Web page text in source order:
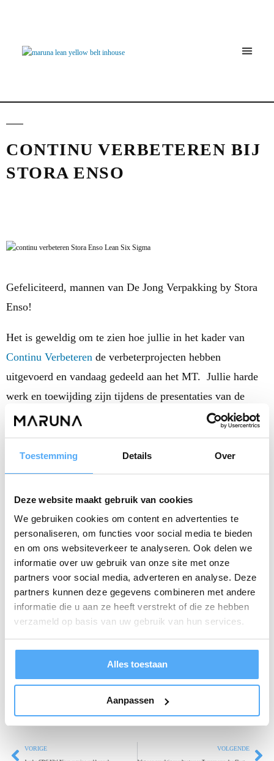
Toestemming Details Over
Deze website maakt gebruik van cookies
We gebruiken cookies om content en advertenties te
personaliseren, om functies voor social media te bieden
en om ons websiteverkeer te analyseren. Ook delen we
informatie over uw gebruik van onze site met onze
partners voor social media, adverteren en analyse. Deze
partners kunnen deze gegevens combineren met andere
informatie die u aan ze heeft verstrekt of die ze hebben
verzameld op basis van uw gebruik van hun services.
Alles toestaan
Aanpassen
CONTINU VERBETEREN BIJ
STORA ENSO
Gefeliciteerd, mannen van De Jong Verpakking by Stora
Enso!
Het is geweldig om te zien hoe jullie in het kader van
Continu Verbeteren de verbeterprojecten hebben
uitgevoerd en vandaag gedeeld aan het MT. Jullie harde
werk en toewijding zijn tijdens de presentaties van de
projecten naar voren gekomen met duidelijke scopes,
betrokkenheid van het team, verbeteringen en acties voor
een duurzame implementatie en borging.
toekomst Sander kulk, Sander langenberg, Ruud Rijks, jan
gallos, Mattheus Piek, Roy Sebrechts, Rutger Jansen, Rick
de Rijke, Ronnie Brouwer de Koning en John van
Rijswijk!
Deze mannen waren in de gelegenheid om te kunnen leren
verbeteren door het bevlogen sponsorschap van Martijn
Krista Berendsen Msc, Ronald de Wildt, Moniek
Lagerweij, Arjan Van Schie, Titus van Wijngaarden
bedankt voor jullie scherpe vragen.
VORIGE VOLGENDE